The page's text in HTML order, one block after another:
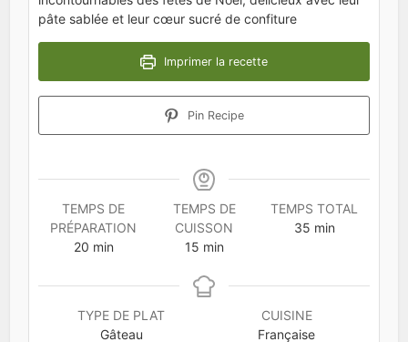
pâte sablée et leur cœur sucré de confiture
Imprimer la recette
Pin Recipe
TEMPS DE
PRÉPARATION
20minutes
min
TEMPS DE
CUISSON
15minutes
min
TEMPS TOTAL
35minutes
min
TYPE DE PLAT
Gâteau
CUISINE
Française